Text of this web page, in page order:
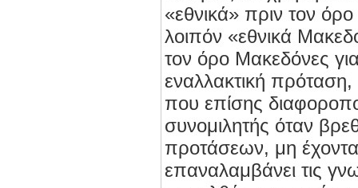
«εθνικά» πριν τον
λοιπόν «εθνικά
τον όρο Μακεδόνες
εναλλακτική
που επίσης
συνομιλητής όταν
προτάσεων, μη
επαναλαμβάνει τις